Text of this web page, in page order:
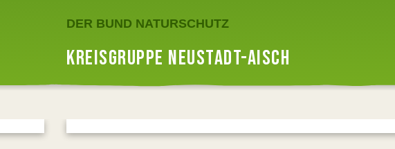
DER BUND NATURSCHUTZ
KREISGRUPPE NEUSTADT-AISCH